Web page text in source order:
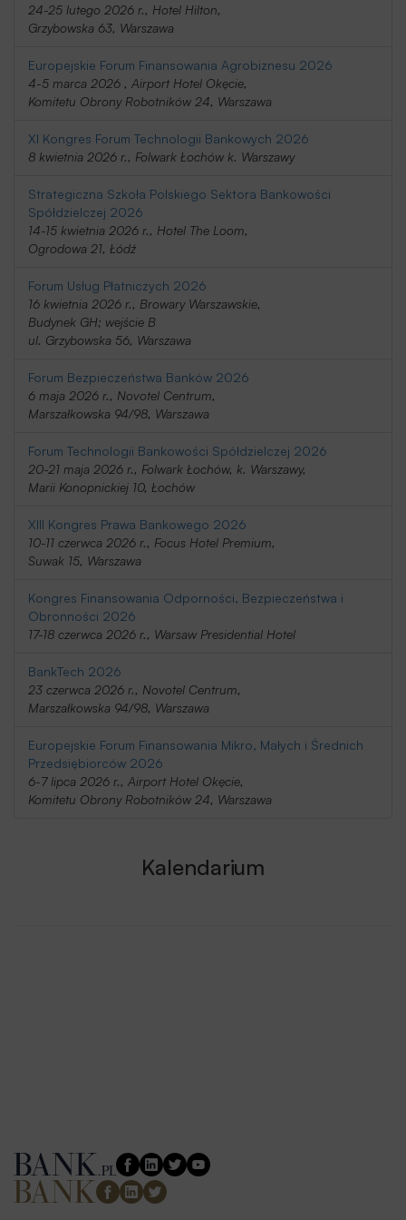
24-25 lutego 2026 r., Hotel Hilton,
Grzybowska 63, Warszawa
Europejskie Forum Finansowania Agrobiznesu 2026
4-5 marca 2026 , Airport Hotel Okęcie,
Komitetu Obrony Robotników 24, Warszawa
XI Kongres Forum Technologii Bankowych 2026
8 kwietnia 2026 r., Folwark Łochów k. Warszawy
Strategiczna Szkoła Polskiego Sektora Bankowości
Spółdzielczej 2026
14-15 kwietnia 2026 r., Hotel The Loom,
Ogrodowa 21, Łódź
Forum Usług Płatniczych 2026
16 kwietnia 2026 r., Browary Warszawskie,
Budynek GH; wejście B
ul. Grzybowska 56, Warszawa
Forum Bezpieczeństwa Banków 2026
6 maja 2026 r., Novotel Centrum,
Marszałkowska 94/98, Warszawa
Forum Technologii Bankowości Spółdzielczej 2026
20-21 maja 2026 r., Folwark Łochów, k. Warszawy,
Marii Konopnickiej 10, Łochów
XIII Kongres Prawa Bankowego 2026
10-11 czerwca 2026 r., Focus Hotel Premium,
Suwak 15, Warszawa
Kongres Finansowania Odporności, Bezpieczeństwa i
Obronności 2026
17-18 czerwca 2026 r., Warsaw Presidential Hotel
BankTech 2026
23 czerwca 2026 r., Novotel Centrum,
Marszałkowska 94/98, Warszawa
Europejskie Forum Finansowania Mikro, Małych i Średnich
Przedsiębiorców 2026
6-7 lipca 2026 r., Airport Hotel Okęcie,
Komitetu Obrony Robotników 24, Warszawa
Kalendarium